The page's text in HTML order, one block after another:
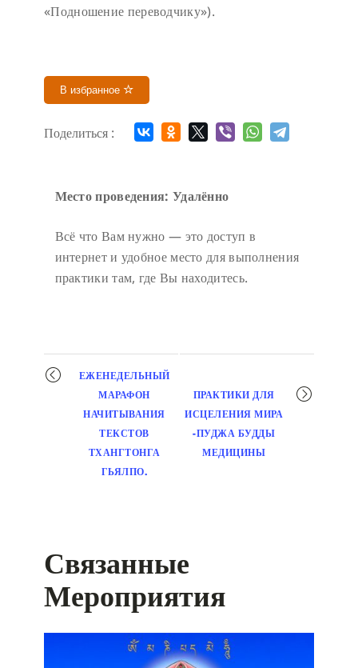
«Подношение переводчику»).
В избранное
Поделиться :
Место проведения: Удалённо
Всё что Вам нужно — это доступ в
интернет и удобное место для выполнения
практики там, где Вы находитесь.
Мероприятие
навигация
ЕЖЕНЕДЕЛЬНЫЙ
МАРАФОН
НАЧИТЫВАНИЯ
ТЕКСТОВ
ТХАНГТОНГА
ГЬЯЛПО.
ПРАКТИКИ ДЛЯ
ИСЦЕЛЕНИЯ МИРА
-ПУДЖА БУДДЫ
МЕДИЦИНЫ
Связанные
Мероприятия